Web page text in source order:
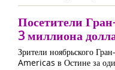
Посетители
3 миллиона
Зрители ноябрьского
Americas в Остине за